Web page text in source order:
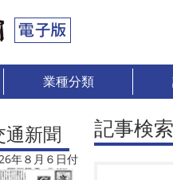
業種分類
新聞
年８月６日付
記事検索